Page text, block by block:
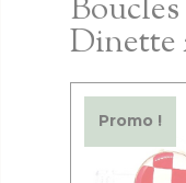
Dinette
Promo !